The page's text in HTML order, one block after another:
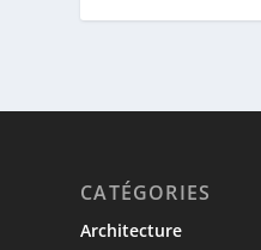
CATÉGORIES
Architecture